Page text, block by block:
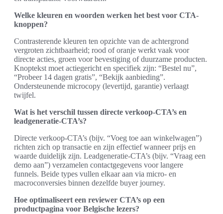
Welke kleuren en woorden werken het best voor CTA-
knoppen?
Contrasterende kleuren ten opzichte van de achtergrond
vergroten zichtbaarheid; rood of oranje werkt vaak voor
directe acties, groen voor bevestiging of duurzame producten.
Knoptekst moet actiegericht en specifiek zijn: “Bestel nu”,
“Probeer 14 dagen gratis”, “Bekijk aanbieding”.
Ondersteunende microcopy (levertijd, garantie) verlaagt
twijfel.
Wat is het verschil tussen directe verkoop-CTA’s en
leadgeneratie-CTA’s?
Directe verkoop-CTA’s (bijv. “Voeg toe aan winkelwagen”)
richten zich op transactie en zijn effectief wanneer prijs en
waarde duidelijk zijn. Leadgeneratie-CTA’s (bijv. “Vraag een
demo aan”) verzamelen contactgegevens voor langere
funnels. Beide types vullen elkaar aan via micro- en
macroconversies binnen dezelfde buyer journey.
Hoe optimaliseert een reviewer CTA’s op een
productpagina voor Belgische lezers?